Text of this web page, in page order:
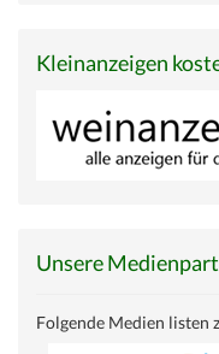
Kleinanzeigen
Unsere
Folgende Medien listen